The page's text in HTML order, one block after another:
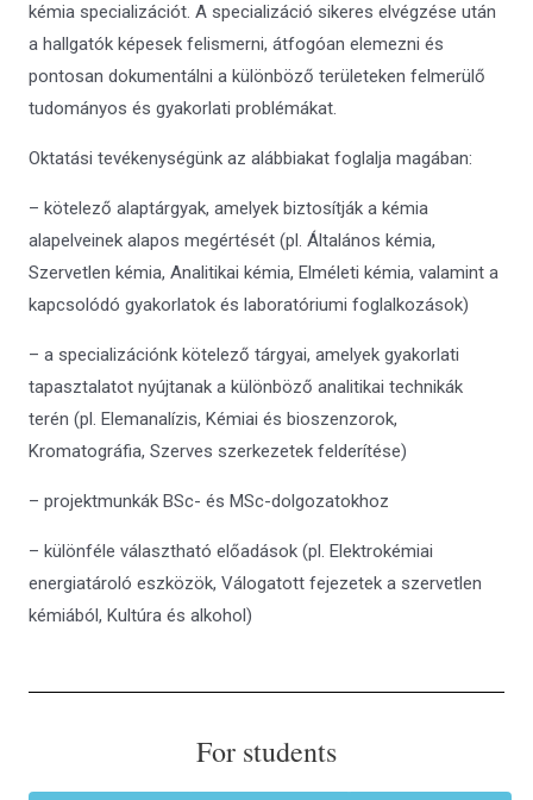
kémia specializációt. A specializáció sikeres elvégzése után
a hallgatók képesek felismerni, átfogóan elemezni és
pontosan dokumentálni a különböző területeken felmerülő
tudományos és gyakorlati problémákat.
Oktatási tevékenységünk az alábbiakat foglalja magában:
– kötelező alaptárgyak, amelyek biztosítják a kémia
alapelveinek alapos megértését (pl. Általános kémia,
Szervetlen kémia, Analitikai kémia, Elméleti kémia, valamint a
kapcsolódó gyakorlatok és laboratóriumi foglalkozások)
– a specializációnk kötelező tárgyai, amelyek gyakorlati
tapasztalatot nyújtanak a különböző analitikai technikák
terén (pl. Elemanalízis, Kémiai és bioszenzorok,
Kromatográfia, Szerves szerkezetek felderítése)
– projektmunkák BSc- és MSc-dolgozatokhoz
– különféle választható előadások (pl. Elektrokémiai
energiatároló eszközök, Válogatott fejezetek a szervetlen
kémiából, Kultúra és alkohol)
For students